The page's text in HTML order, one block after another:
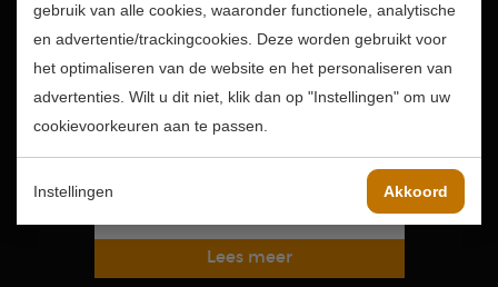
gebruik van alle cookies, waaronder functionele, analytische
en advertentie/trackingcookies. Deze worden gebruikt voor
het optimaliseren van de website en het personaliseren van
advertenties. Wilt u dit niet, klik dan op "Instellingen" om uw
cookievoorkeuren aan te passen.
Instellingen Akkoord
Wat een topdag!
14-04-2026
Wat een prestatie is er
weer geleverd op zondag